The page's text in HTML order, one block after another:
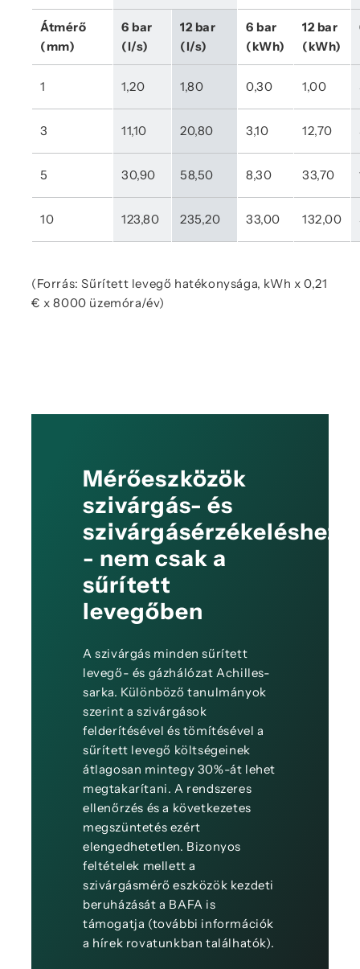
Átmérő
(mm)
6 bar
(l/s)
12 bar
(l/s)
6 bar
(kWh)
12 bar
(kWh)
1 1,20 1,80 0,30 1,00
3 11,10 20,80 3,10 12,70
5 30,90 58,50 8,30 33,70
10 123,80 235,20 33,00 132,00
(Forrás: Sűrített levegő hatékonysága, kWh x 0,21
€ x 8000 üzemóra/év)
Mérőeszközök
szivárgás- és
szivárgásérzékeléshez
- nem csak a
sűrített
levegőben
A szivárgás minden sűrített
levegő- és gázhálózat Achilles-
sarka. Különböző tanulmányok
szerint a szivárgások
felderítésével és tömítésével a
sűrített levegő költségeinek
átlagosan mintegy 30%-át lehet
megtakarítani. A rendszeres
ellenőrzés és a következetes
megszüntetés ezért
elengedhetetlen. Bizonyos
feltételek mellett a
szivárgásmérő eszközök kezdeti
beruházását a BAFA is
támogatja (további információk
a hírek rovatunkban találhatók).